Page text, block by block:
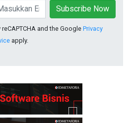
Subscribe Now
and the Google Privacy
apply.